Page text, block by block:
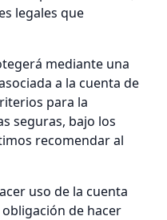
legales que
mediante una
a la cuenta de
para la
seguras, bajo los
recomendar al
uso de la cuenta
de hacer